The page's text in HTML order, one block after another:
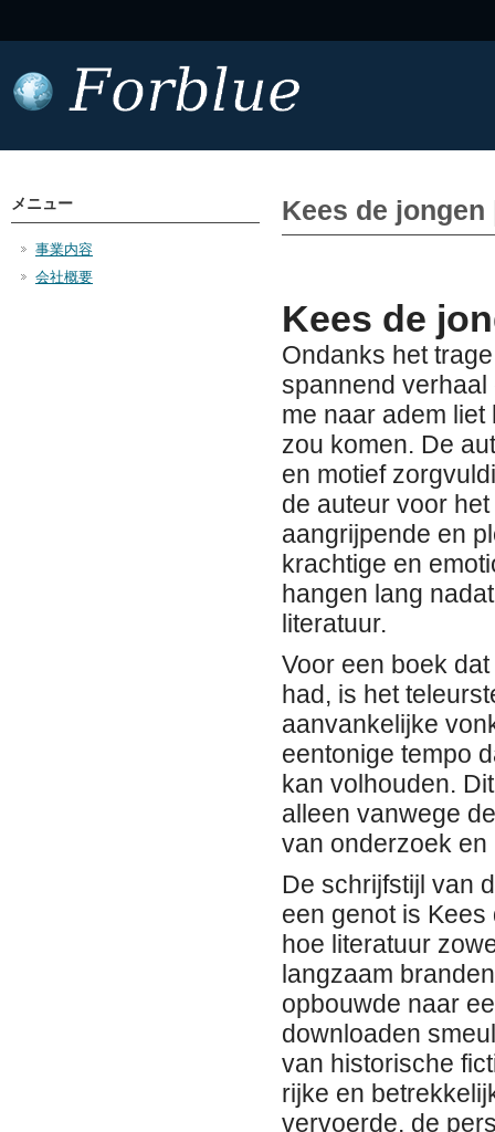
Kees de
Kees de
Ondanks het
spannend
me naar adem
zou komen. De
en motief
de auteur voor
aangrijpende en
krachtige en
hangen lang
literatuur.
Voor een boek
had, is het
aanvankelijke
eentonige tempo
kan volhouden.
alleen vanwege
van onderzoek
De schrijfstijl van
een genot is
hoe literatuur
langzaam
opbouwde naar
downloaden
van historische
rijke en
vervoerde, de
メニュー
事業内容
会社概要